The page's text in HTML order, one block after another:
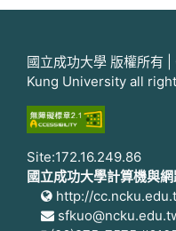
國立成功大學 版權所
Kung University all
Site:172.16.249.86
國立成功大學計算機與
http://